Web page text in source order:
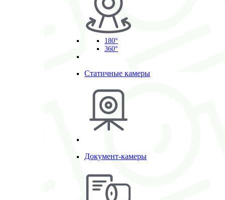
180°
360°
Статичные камеры
Документ-камеры